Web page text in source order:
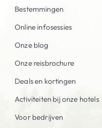
Bestemmingen
Online infosessies
Onze blog
Onze reisbrochure
Deals en kortingen
Activiteiten bij onze hotels
Voor bedrijven